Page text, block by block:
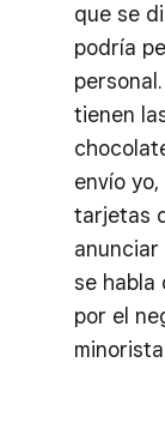
que se
podría
tienen
envío
tarjetas
anunciar
se habla
por el